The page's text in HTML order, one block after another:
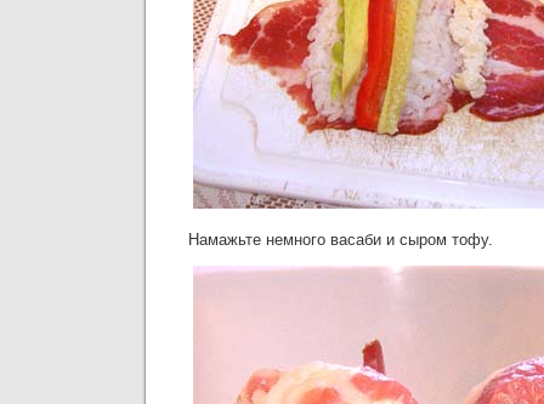
Намажьте немного васаби и сыром тофу.